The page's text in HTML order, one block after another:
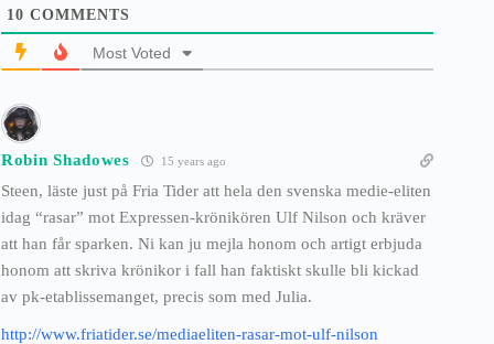
10 COMMENTS
Most Voted
Robin Shadowes 15 years ago
Steen, läste just på Fria Tider att hela den svenska medie-eliten
idag “rasar” mot Expressen-krönikören Ulf Nilson och kräver
att han får sparken. Ni kan ju mejla honom och artigt erbjuda
honom att skriva krönikor i fall han faktiskt skulle bli kickad
av pk-etablissemanget, precis som med Julia.
http://www.friatider.se/mediaeliten-rasar-mot-ulf-nilson